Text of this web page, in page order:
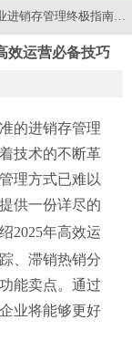
进销存管理终极指南：
效运营必备技巧
的进销存管理
技术的不断革
理方式已难以
供一份详尽的
2025年高效运
、滞销热销分
能卖点。通过
业将能够更好